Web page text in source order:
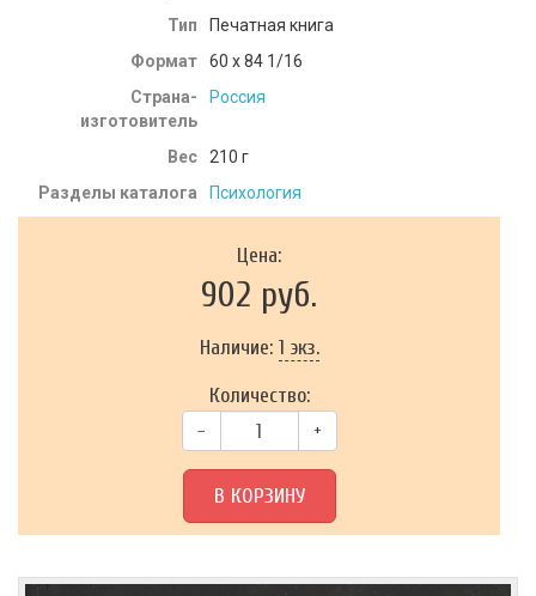
Тип
Печатная книга
Формат
60 x 84 1/16
Страна-
изготовитель
Россия
Вес 210 г
Разделы каталога
Психология
Цена:
902 руб.
Наличие: 1 экз.
Количество:
– +
В КОРЗИНУ